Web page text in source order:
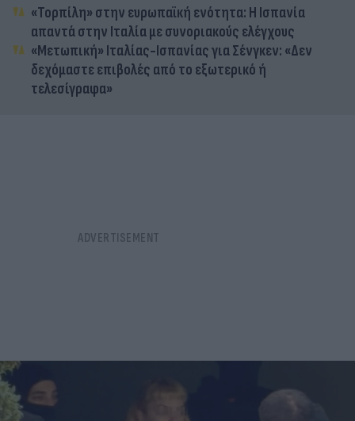
«Τορπίλη» στην ευρωπαϊκή ενότητα: Η Ισπανία
απαντά στην Ιταλία με συνοριακούς ελέγχους
«Μετωπική» Ιταλίας-Ισπανίας για Σένγκεν: «Δεν
δεχόμαστε επιβολές από το εξωτερικό ή
τελεσίγραφα»